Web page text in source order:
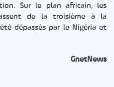
Sur le plan africain, les
de la troisième à la
dépassés par le Nigéria et
GnetNews